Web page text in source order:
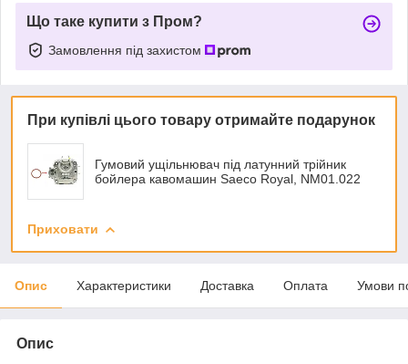
Що таке купити з Пром?
Замовлення під захистом
При купівлі цього товару отримайте подарунок
Гумовий ущільнювач під латунний трійник
бойлера кавомашин Saeco Royal, NM01.022
Приховати
Опис Характеристики Доставка Оплата Умови
Опис